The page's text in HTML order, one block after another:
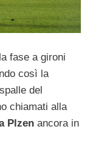
la fase a gironi
così la
del
chiamati alla
Plzen ancora in